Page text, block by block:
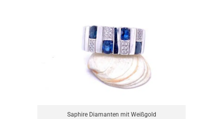
Saphire Diamanten mit Weißgold